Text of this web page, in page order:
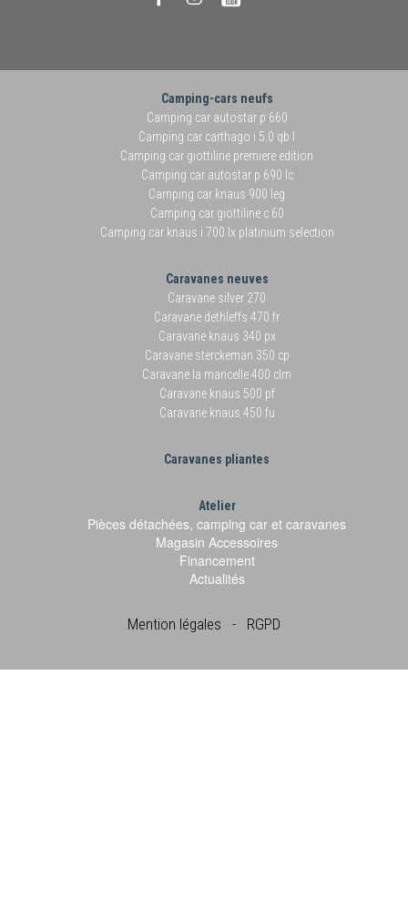
Camping-cars neufs
Camping car autostar p 660
Camping car carthago i 5.0 qb l
Camping car giottiline premiere edition
Camping car autostar p 690 lc
Camping car knaus 900 leg
Camping car giottiline c 60
Camping car knaus i 700 lx platinium selection
Caravanes neuves
Caravane silver 270
Caravane dethleffs 470 fr
Caravane knaus 340 px
Caravane sterckeman 350 cp
Caravane la mancelle 400 clm
Caravane knaus 500 pf
Caravane knaus 450 fu
Caravanes pliantes
Atelier
Pièces détachées, camping car et caravanes
Magasin Accessoires
Financement
Actualités
Mention légales - RGPD